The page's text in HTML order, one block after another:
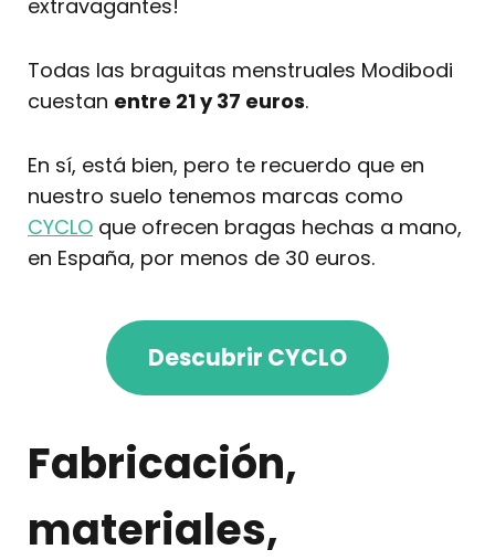
extravagantes!
Todas las braguitas menstruales Modibodi
cuestan entre 21 y 37 euros.
En sí, está bien, pero te recuerdo que en
nuestro suelo tenemos marcas como
CYCLO que ofrecen bragas hechas a mano,
en España, por menos de 30 euros.
Descubrir CYCLO
Fabricación,
materiales,